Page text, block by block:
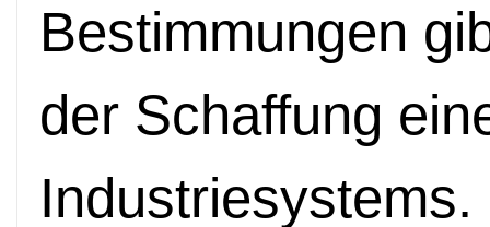
Bestimmungen
der Schaffung